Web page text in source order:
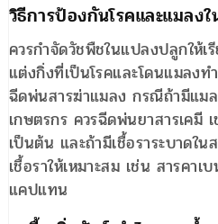
วิธีการป้องกันโรคและแมลงใ
ควรกำจัดวัชพืชในแปลงปลูกให้
แต่งกิ่งที่เป็นโรคและโดนแมลงท
ฉีดพ่นสารฆ่าแมลง กรณีถ้ามีแมล
เกษตรกร ควรฉีดพ่นยาสารเคมี
เป็นต้น และถ้ามีเชื้อราระบาดใ
เชื้อราให้เหมาะสม เช่น สารคา
แคปแทน